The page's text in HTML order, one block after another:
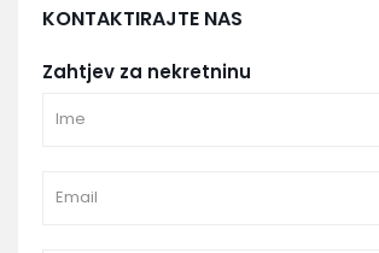
KONTAKTIRAJTE NAS
Zahtjev za nekretninu